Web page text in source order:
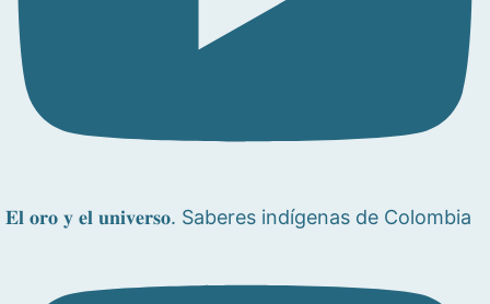
𝐄𝐥 𝐨𝐫𝐨 𝐲 𝐞𝐥 𝐮𝐧𝐢𝐯𝐞𝐫𝐬𝐨. Saberes indígenas de Colombia